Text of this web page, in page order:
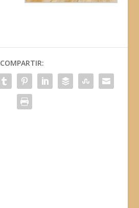
COMPARTIR: